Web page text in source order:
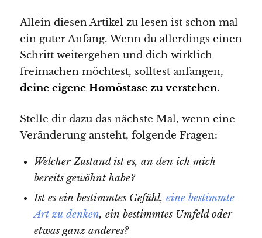
Allein diesen Artikel zu lesen ist schon mal
ein guter Anfang. Wenn du allerdings einen
Schritt weitergehen und dich wirklich
freimachen möchtest, solltest anfangen,
deine eigene Homöstase zu verstehen.
Stelle dir dazu das nächste Mal, wenn eine
Veränderung ansteht, folgende Fragen:
Welcher Zustand ist es, an den ich mich
bereits gewöhnt habe?
Ist es ein bestimmtes Gefühl, eine bestimmte
Art zu denken, ein bestimmtes Umfeld oder
etwas ganz anderes?